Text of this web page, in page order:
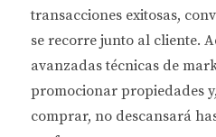
transacciones exitosas,
se recorre junto al cliente.
avanzadas técnicas de
promocionar propiedades
comprar, no descansará